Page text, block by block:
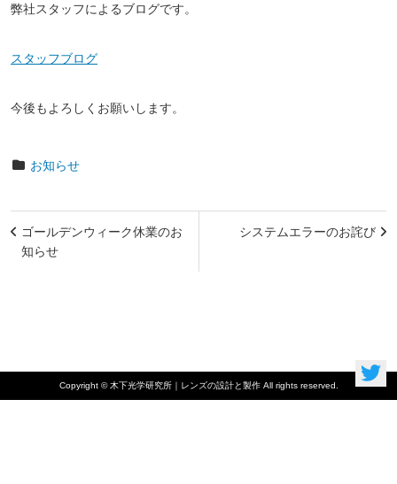
弊社スタッフによるブログです。
スタッフブログ
今後もよろしくお願いします。
お知らせ
投
稿
ー
シ
システムエラーのお詫び
ゴールデンウィーク休業のお
知らせ
Copyright © 木下光学研究所｜レンズの設計と製作 All rights reserved.